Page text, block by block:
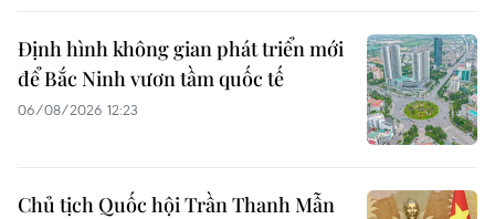
Định hình không gian phát triển mới
để Bắc Ninh vươn tầm quốc tế
06/08/2026 12:23
Chủ tịch Quốc hội Trần Thanh Mẫn